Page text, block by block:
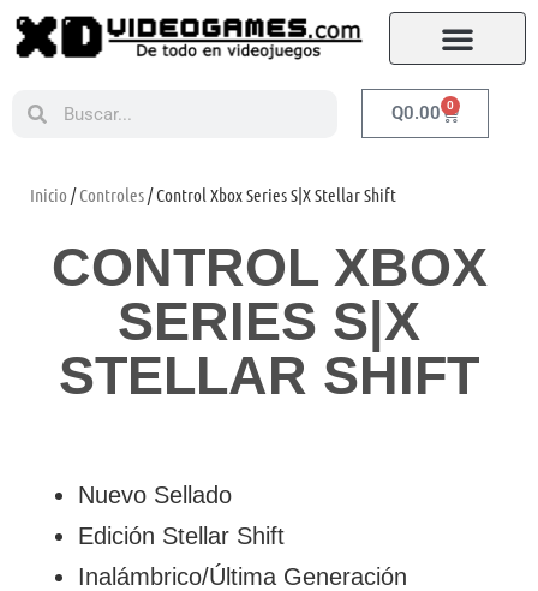
Q0.00 0
Inicio /Controles/ Control Xbox Series S|X Stellar Shift
CONTROL XBOX
SERIES S|X
STELLAR SHIFT
Nuevo Sellado
Edición Stellar Shift
Inalámbrico/Última Generación